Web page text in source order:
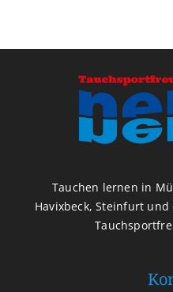
Tauchen lernen in
Havixbeck, Steinfurt